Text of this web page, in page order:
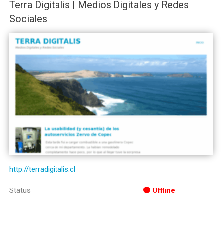
Terra Digitalis | Medios Digitales y Redes
Sociales
http://terradigitalis.cl
Status Offline